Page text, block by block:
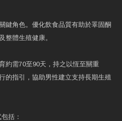
鍵角色。優化飲食品質有助於睪固酮
整體生殖健康。
約需70至90天，持之以恆至關重
的指引，協助男性建立支持長期生殖
括：